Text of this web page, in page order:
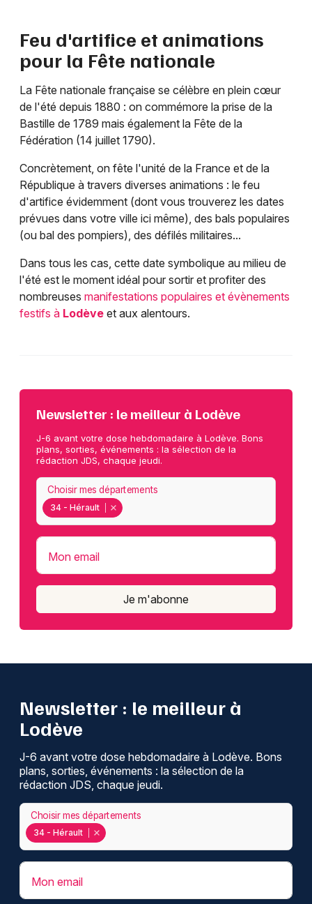
Feu d'artifice et animations
pour la Fête nationale
La Fête nationale française se célèbre en plein cœur
de l'été depuis 1880 : on commémore la prise de la
Bastille de 1789 mais également la Fête de la
Fédération (14 juillet 1790).
Concrètement, on fête l'unité de la France et de la
République à travers diverses animations : le feu
d'artifice évidemment (dont vous trouverez les dates
prévues dans votre ville ici même), des bals populaires
(ou bal des pompiers), des défilés militaires...
Dans tous les cas, cette date symbolique au milieu de
l'été est le moment idéal pour sortir et profiter des
nombreuses manifestations populaires et évènements
festifs à Lodève et aux alentours.
Newsletter : le meilleur à Lodève
J-6 avant votre dose hebdomadaire à Lodève. Bons
plans, sorties, événements : la sélection de la
rédaction JDS, chaque jeudi.
34 - Hérault
Choisir mes départements
Mon email
Je m'abonne
Newsletter : le meilleur à
Lodève
J-6 avant votre dose hebdomadaire à Lodève. Bons
plans, sorties, événements : la sélection de la
rédaction JDS, chaque jeudi.
34 - Hérault
Choisir mes départements
Mon email